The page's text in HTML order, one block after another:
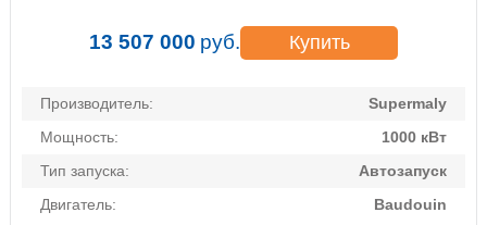
13 507 000 руб. Купить
Производитель:
Supermaly
Мощность:
1000 кВт
Тип запуска:
Автозапуск
Двигатель:
Baudouin